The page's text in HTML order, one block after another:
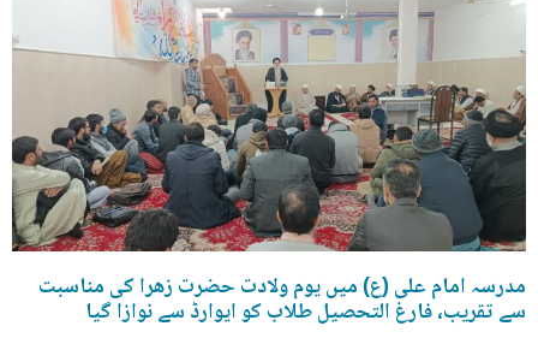
مدرسہ امام علی (ع) میں یوم ولادت حضرت زھرا کی مناسبت
سے تقریب، فارغ التحصیل طلاب کو ایوارڈ سے نوازا گیا